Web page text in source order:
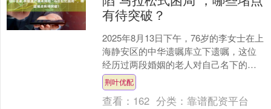
有待突破？
2025年8月13日下午，76岁的李女士在上
海静安区的中华遗嘱库立下遗嘱，这位
经历过两段婚姻的老人对自己名下的两
套房产及理财产品的处置做了交代。在
李女士的遗嘱中....
荆叶优配
查看： 162 分类：靠谱配资平台